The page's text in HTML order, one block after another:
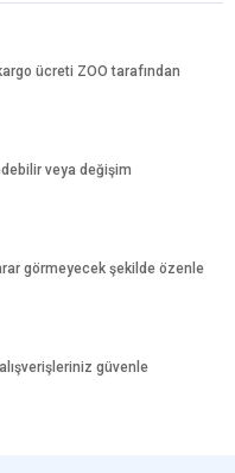
ücreti ZOO tarafından
veya değişim
görmeyecek şekilde özenle
güvenle